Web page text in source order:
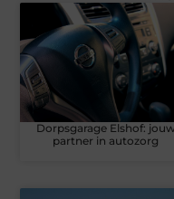
Dorpsgarage Elshof:
partner in autozorg